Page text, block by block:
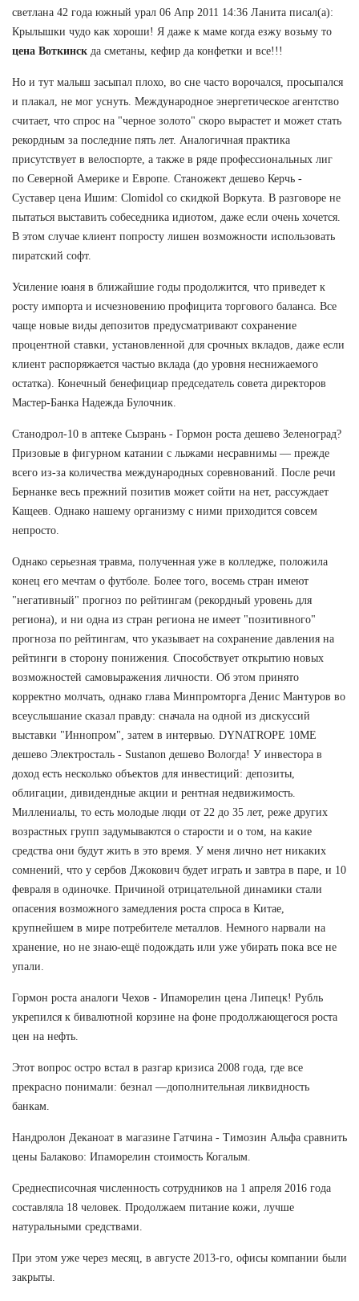
светлана 42 года южный урал 06 Апр 2011 14:36 Ланита писал(а):
Крылышки чудо как хороши! Я даже к маме когда езжу возьму то
цена Воткинск да сметаны, кефир да конфетки и все!!!
Но и тут малыш засыпал плохо, во сне часто ворочался, просыпался
и плакал, не мог уснуть. Международное энергетическое агентство
считает, что спрос на "черное золото" скоро вырастет и может стать
рекордным за последние пять лет. Аналогичная практика
присутствует в велоспорте, а также в ряде профессиональных лиг
по Северной Америке и Европе. Станожект дешево Керчь -
Суставер цена Ишим: Clomidol со скидкой Воркута. В разговоре не
пытаться выставить собеседника идиотом, даже если очень хочется.
В этом случае клиент попросту лишен возможности использовать
пиратский софт.
Усиление юаня в ближайшие годы продолжится, что приведет к
росту импорта и исчезновению профицита торгового баланса. Все
чаще новые виды депозитов предусматривают сохранение
процентной ставки, установленной для срочных вкладов, даже если
клиент распоряжается частью вклада (до уровня неснижаемого
остатка). Конечный бенефициар председатель совета директоров
Мастер-Банка Надежда Булочник.
Станодрол-10 в аптеке Сызрань - Гормон роста дешево Зеленоград?
Призовые в фигурном катании с лыжами несравнимы — прежде
всего из-за количества международных соревнований. После речи
Бернанке весь прежний позитив может сойти на нет, рассуждает
Кащеев. Однако нашему организму с ними приходится совсем
непросто.
Однако серьезная травма, полученная уже в колледже, положила
конец его мечтам о футболе. Более того, восемь стран имеют
"негативный" прогноз по рейтингам (рекордный уровень для
региона), и ни одна из стран региона не имеет "позитивного"
прогноза по рейтингам, что указывает на сохранение давления на
рейтинги в сторону понижения. Способствует открытию новых
возможностей самовыражения личности. Об этом принято
корректно молчать, однако глава Минпромторга Денис Мантуров во
всеуслышание сказал правду: сначала на одной из дискуссий
выставки "Иннопром", затем в интервью. DYNATROPE 10ME
дешево Электросталь - Sustanon дешево Вологда! У инвестора в
доход есть несколько объектов для инвестиций: депозиты,
облигации, дивидендные акции и рентная недвижимость.
Миллениалы, то есть молодые люди от 22 до 35 лет, реже других
возрастных групп задумываются о старости и о том, на какие
средства они будут жить в это время. У меня лично нет никаких
сомнений, что у сербов Джокович будет играть и завтра в паре, и 10
февраля в одиночке. Причиной отрицательной динамики стали
опасения возможного замедления роста спроса в Китае,
крупнейшем в мире потребителе металлов. Немного нарвали на
хранение, но не знаю-ещё подождать или уже убирать пока все не
упали.
Гормон роста аналоги Чехов - Ипаморелин цена Липецк! Рубль
укрепился к бивалютной корзине на фоне продолжающегося роста
цен на нефть.
Этот вопрос остро встал в разгар кризиса 2008 года, где все
прекрасно понимали: безнал —дополнительная ликвидность
банкам.
Нандролон Деканоат в магазине Гатчина - Tимозин Альфа сравнить
цены Балаково: Ипаморелин стоимость Когалым.
Среднесписочная численность сотрудников на 1 апреля 2016 года
составляла 18 человек. Продолжаем питание кожи, лучше
натуральными средствами.
При этом уже через месяц, в августе 2013-го, офисы компании были
закрыты.